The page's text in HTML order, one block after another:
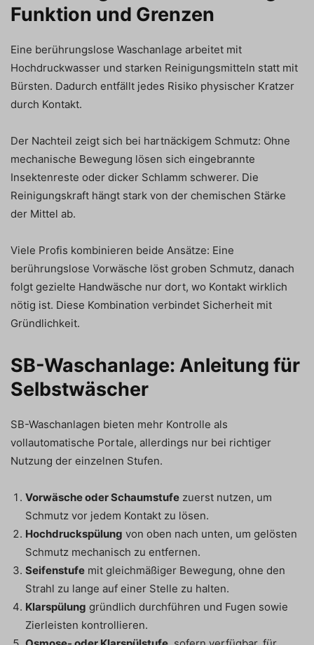
Funktion und Grenzen
Eine berührungslose Waschanlage arbeitet mit
Hochdruckwasser und starken Reinigungsmitteln statt mit
Bürsten. Dadurch entfällt jedes Risiko physischer Kratzer
durch Kontakt.
Der Nachteil zeigt sich bei hartnäckigem Schmutz: Ohne
mechanische Bewegung lösen sich eingebrannte
Insektenreste oder dicker Schlamm schwerer. Die
Reinigungskraft hängt stark von der chemischen Stärke
der Mittel ab.
Viele Profis kombinieren beide Ansätze: Eine
berührungslose Vorwäsche löst groben Schmutz, danach
folgt gezielte Handwäsche nur dort, wo Kontakt wirklich
nötig ist. Diese Kombination verbindet Sicherheit mit
Gründlichkeit.
SB-Waschanlage: Anleitung für
Selbstwäscher
SB-Waschanlagen bieten mehr Kontrolle als
vollautomatische Portale, allerdings nur bei richtiger
Nutzung der einzelnen Stufen.
Vorwäsche oder Schaumstufe zuerst nutzen, um
Schmutz vor jedem Kontakt zu lösen.
Hochdruckspülung von oben nach unten, um gelösten
Schmutz mechanisch zu entfernen.
Seifenstufe mit gleichmäßiger Bewegung, ohne den
Strahl zu lange auf einer Stelle zu halten.
Klarspülung gründlich durchführen und Fugen sowie
Zierleisten kontrollieren.